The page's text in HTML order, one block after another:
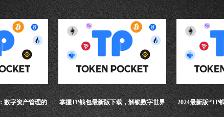
数字资产管理的 掌握TP钱包最新版下载，解锁数字世界 2024最新版“TP